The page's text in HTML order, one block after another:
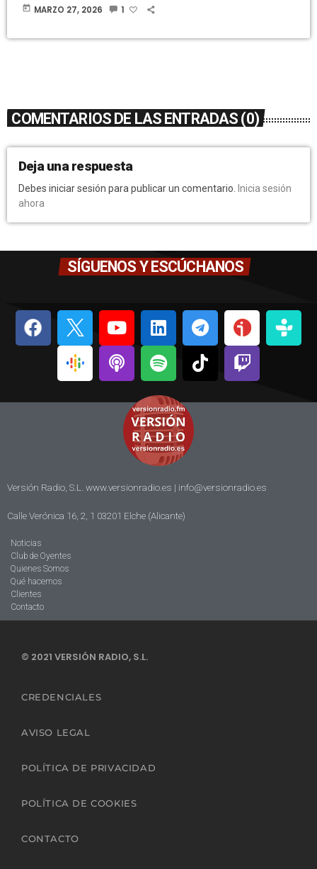
today MARZO 27, 2026 1
COMENTARIOS DE LAS ENTRADAS (0)
Deja una respuesta
Debes iniciar sesión para publicar un comentario.
Inicia sesión
ahora
SÍGUENOS Y ESCÚCHANOS
Versión Radio, S.L. www.versionradio.es | info@versionradio.es
Calle Verónica 16, 2, 1 03201 Elche (Alicante)
Noticias
Club de Oyentes
Quienes Somos
Qué hacemos
Clientes
Contacto
© 2021 VERSIÓN RADIO, S.L.
CREDENCIALES
AVISO LEGAL
POLÍTICA DE PRIVACIDAD
POLÍTICA DE COOKIES
CONTACTO